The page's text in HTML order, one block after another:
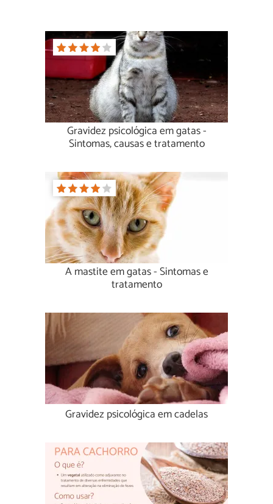
Gravidez psicológica em gatas -
Sintomas, causas e tratamento
A mastite em gatas - Sintomas e
tratamento
Gravidez psicológica em cadelas